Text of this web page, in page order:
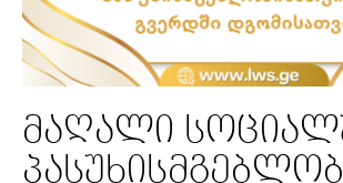
მაღალი